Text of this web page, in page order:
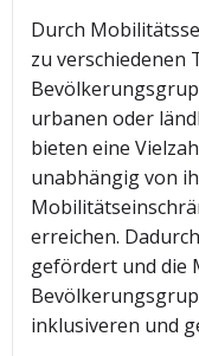
Durch
zu
urbanen oder
bieten eine
unabhängig von
erreichen.
gefördert und die
inklusiveren und